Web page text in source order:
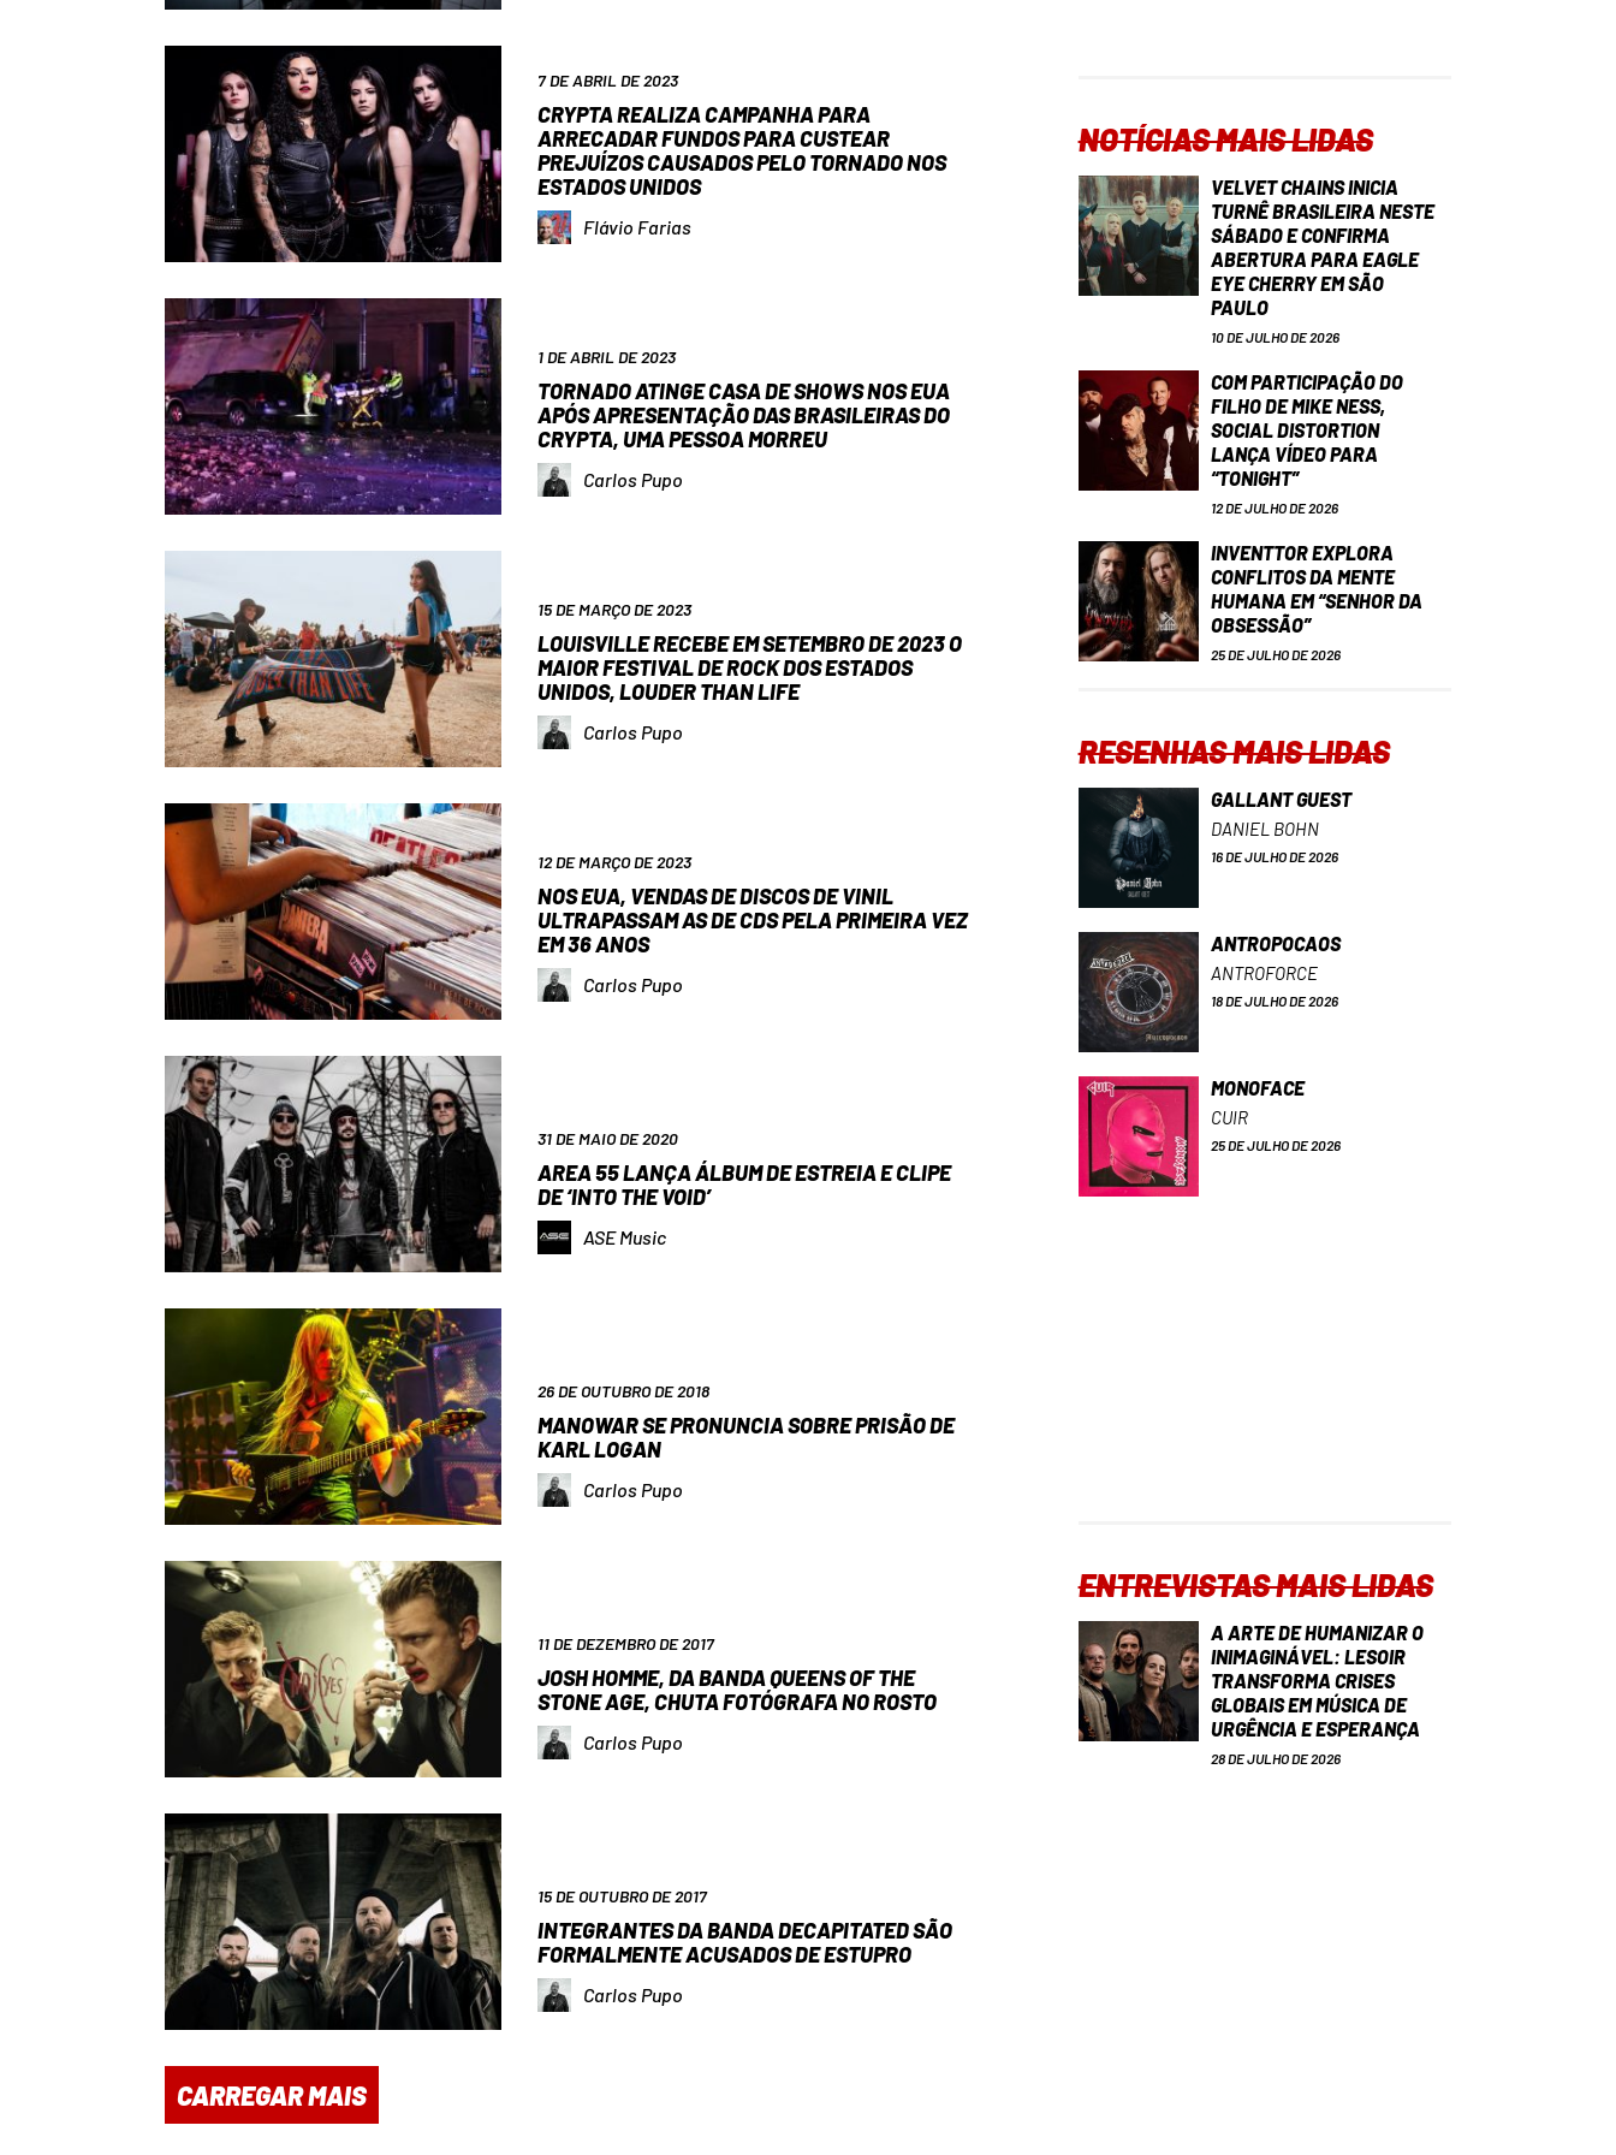
7 DE ABRIL DE 2023
CRYPTA REALIZA CAMPANHA PARA
ARRECADAR FUNDOS PARA CUSTEAR
PREJUÍZOS CAUSADOS PELO TORNADO NOS
ESTADOS UNIDOS
Flávio Farias
1 DE ABRIL DE 2023
TORNADO ATINGE CASA DE SHOWS NOS EUA
APÓS APRESENTAÇÃO DAS BRASILEIRAS DO
CRYPTA, UMA PESSOA MORREU
Carlos Pupo
15 DE MARÇO DE 2023
LOUISVILLE RECEBE EM SETEMBRO DE 2023 O
MAIOR FESTIVAL DE ROCK DOS ESTADOS
UNIDOS, LOUDER THAN LIFE
Carlos Pupo
12 DE MARÇO DE 2023
NOS EUA, VENDAS DE DISCOS DE VINIL
ULTRAPASSAM AS DE CDS PELA PRIMEIRA VEZ
EM 36 ANOS
Carlos Pupo
31 DE MAIO DE 2020
AREA 55 LANÇA ÁLBUM DE ESTREIA E CLIPE
DE ‘INTO THE VOID’
ASE Music
26 DE OUTUBRO DE 2018
MANOWAR SE PRONUNCIA SOBRE PRISÃO DE
KARL LOGAN
Carlos Pupo
11 DE DEZEMBRO DE 2017
JOSH HOMME, DA BANDA QUEENS OF THE
STONE AGE, CHUTA FOTÓGRAFA NO ROSTO
Carlos Pupo
15 DE OUTUBRO DE 2017
INTEGRANTES DA BANDA DECAPITATED SÃO
FORMALMENTE ACUSADOS DE ESTUPRO
Carlos Pupo
CARREGAR MAIS
NOTÍCIAS MAIS LIDAS
VELVET CHAINS INICIA
TURNÊ BRASILEIRA NESTE
SÁBADO E CONFIRMA
ABERTURA PARA EAGLE
EYE CHERRY EM SÃO
PAULO
10 DE JULHO DE 2026
COM PARTICIPAÇÃO DO
FILHO DE MIKE NESS,
SOCIAL DISTORTION
LANÇA VÍDEO PARA
“TONIGHT”
12 DE JULHO DE 2026
INVENTTOR EXPLORA
CONFLITOS DA MENTE
HUMANA EM “SENHOR DA
OBSESSÃO”
25 DE JULHO DE 2026
RESENHAS MAIS LIDAS
GALLANT GUEST
DANIEL BOHN
16 DE JULHO DE 2026
ANTROPOCAOS
ANTROFORCE
18 DE JULHO DE 2026
MONOFACE
CUIR
25 DE JULHO DE 2026
ENTREVISTAS MAIS LIDAS
A ARTE DE HUMANIZAR O
INIMAGINÁVEL: LESOIR
TRANSFORMA CRISES
GLOBAIS EM MÚSICA DE
URGÊNCIA E ESPERANÇA
28 DE JULHO DE 2026